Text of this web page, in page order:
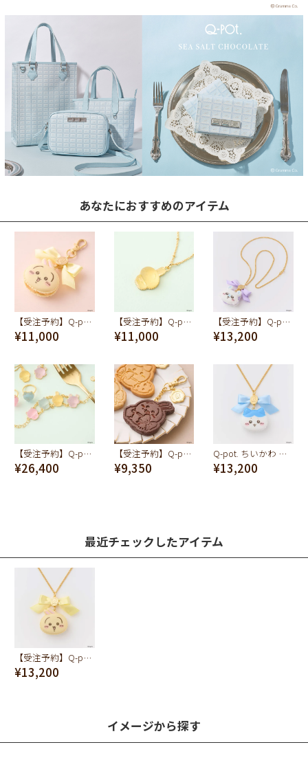
あなたにおすすめのアイテム
【受注予約】Q-pot. ちいかわ マカロン バッグチャーム（うさぎ）
¥11,000
【受注予約】Q-pot. ちいかわ パートドゥフリュイ ネックレス(うさぎ)
¥11,000
【受注予約】Q-pot. ちいかわ マカロン ネックレス（モモンガ）
¥13,200
【受注予約】Q-pot. ちいかわ パートドゥフリュイ ブレスレット (みんな)
¥26,400
【受注予約】Q-pot. ちいかわ チョコレートクッキー バッグチャーム（うさぎ）
¥9,350
Q-pot. ちいかわ マカロン ネックレス（ハチワレ）
¥13,200
最近チェックしたアイテム
【受注予約】Q-pot. ちいかわ マカロン ネックレス（うさぎ）
¥13,200
イメージから探す